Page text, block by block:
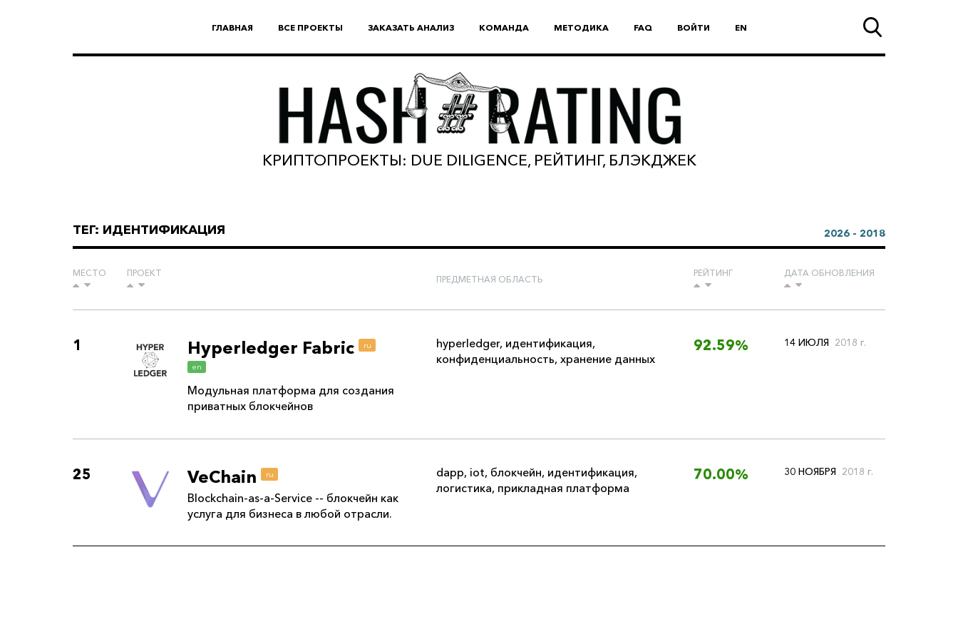
ГЛАВНАЯ ВСЕ ПРОЕКТЫ ЗАКАЗАТЬ АНАЛИЗ КОМАНДА МЕТОДИКА FAQ ВОЙТИ EN
КРИПТОПРОЕКТЫ: DUE DILIGENCE, РЕЙТИНГ, БЛЭКДЖЕК
ТЕГ: ИДЕНТИФИКАЦИЯ 2026 - 2018
МЕСТО ПРОЕКТ
ПРЕДМЕТНАЯ ОБЛАСТЬ
РЕЙТИНГ ДАТА ОБНОВЛЕНИЯ
1 Hyperledger Fabric ru
en
Модульная платформа для создания
приватных блокчейнов
hyperledger, идентификация,
конфиденциальность, хранение данных
92.59% 14 ИЮЛЯ 2018 г.
25 VeChain ru
Blockchain-as-a-Service -- блокчейн как
услуга для бизнеса в любой отрасли.
dapp, iot, блокчейн, идентификация,
логистика, прикладная платформа
70.00% 30 НОЯБРЯ 2018 г.